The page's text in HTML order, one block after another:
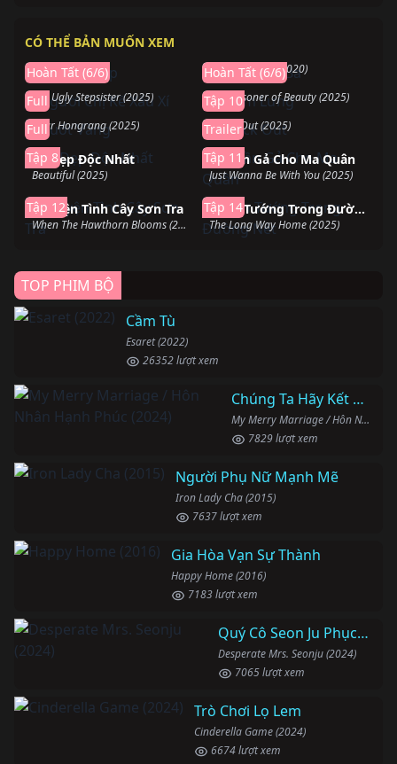
CÓ THỂ BẢN MUỐN XEM
Mảnh Ghép
Mosaic (2018)
Hoàn Tất (6/6) The Third Day (2020)
Hoàn Tất (6/6)
Người Chị Kế Xấu Xí
The Ugly Stepsister (2025)
Full
Khom Lưng
The Prisoner of Beauty (2025)
Tập 10
Nuốt Vàng
Dear Hongrang (2025)
Full
Knock Out
Knock Out (2025)
Trailer
Vẻ Đẹp Độc Nhất
Beautiful (2025)
Tập 8
Đang chiếu
Ba Lần Gả Cho Ma Quân
Just Wanna Be With You (2025)
Tập 11
Chuyện Tình Cây Sơn Tra
When The Hawthorn Blooms (2025)
Tập 12
Chân Tướng Trong Đường Nét
The Long Way Home (2025)
Tập 14
Đang chiếu
TOP PHIM BỘ
Cầm Tù
Esaret (2022)
26352 lượt xem
Chúng Ta Hãy Kết Hôn Nhé
My Merry Marriage / Hôn Nhân Hạnh Phúc (2024)
7829 lượt xem
Người Phụ Nữ Mạnh Mẽ
Iron Lady Cha (2015)
7637 lượt xem
Gia Hòa Vạn Sự Thành
Happy Home (2016)
7183 lượt xem
Quý Cô Seon Ju Phục Thù
Desperate Mrs. Seonju (2024)
7065 lượt xem
Trò Chơi Lọ Lem
Cinderella Game (2024)
6674 lượt xem